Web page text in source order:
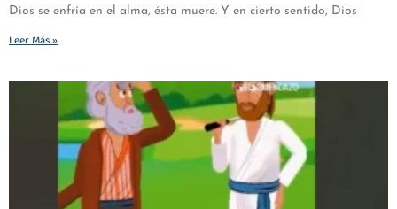
Dios se enfría en el alma, ésta muere. Y en cierto sentido, Dios
Leer Más »